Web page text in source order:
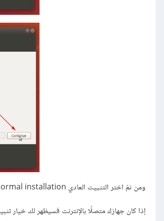
ومن ثمّ اختر التثبيت العادي normal installation، حتّى تثبت بعض البرمجيات مثل مشغّل الموسيقى، مشغل الفيديو، وبعض الألعاب.
إذا كان جهازك متصلًا بالإنترنت فسيظهر لك خيار